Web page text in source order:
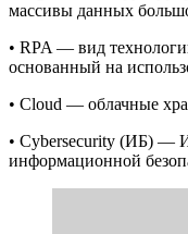
массивы данных
• RPA — вид
основанный на
• Cloud — облачные
• Cybersecurity (ИБ) —
информационной